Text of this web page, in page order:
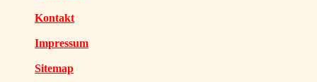
Kontakt
Impressum
Sitemap